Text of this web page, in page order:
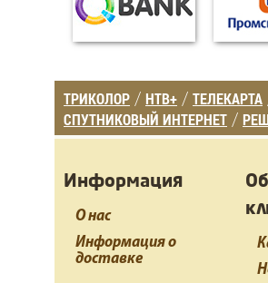
ТРИКОЛОР / НТВ+ / ТЕЛЕКАРТА
СПУТНИКОВЫЙ ИНТЕРНЕТ /
Информация
О нас
Информация о
доставке